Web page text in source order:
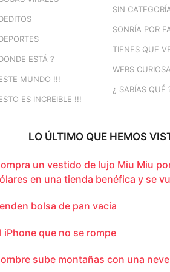
ESTÁ ?
MUNDO !!!
ES INCREIBLE !!!
SIN
SONRÍA POR
TIENES QUE
WEBS
¿ SABÍAS QUÉ
LO ÚLTIMO QUE HEMOS
un vestido de lujo Miu Miu
en una tienda benéfica y se
bolsa de pan vacía
iPhone que no se rompe
sube montañas con una